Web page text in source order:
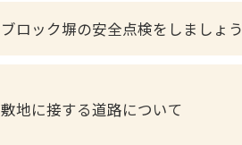
ブロック塀の安全点検をしましょう
敷地に接する道路について